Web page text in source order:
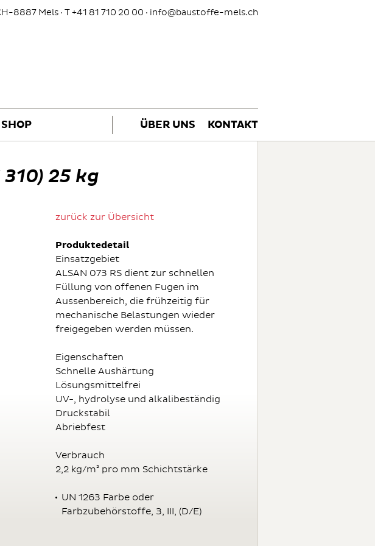
8887 Mels · T +41 81 710 20 00 · info@baustoffe-mels.ch
SHOP ÜBER UNS KONTAKT
310) 25 kg
zurück zur Übersicht
Produktedetail
Einsatzgebiet
ALSAN 073 RS dient zur schnellen
Füllung von offenen Fugen im
Aussenbereich, die frühzeitig für
mechanische Belastungen wieder
freigegeben werden müssen.
Eigenschaften
Schnelle Aushärtung
Lösungsmittelfrei
UV-, hydrolyse und alkalibeständig
Druckstabil
Abriebfest
Verbrauch
2,2 kg/m² pro mm Schichtstärke
UN 1263 Farbe oder
Farbzubehörstoffe, 3, III, (D/E)